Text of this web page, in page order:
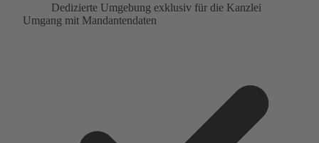
Dedizierte Umgebung exklusiv für die Kanzlei
Umgang mit Mandantendaten